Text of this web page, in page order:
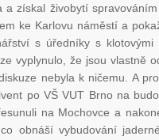
a získal živobytí
ke Karlovu náměstí a
s úředníky s klotovými
vyplynulo, že jsou vlastně
nebyla k ničemu. A
po VŠ VUT Brno na
na Mochovce a
obnáší vybudování